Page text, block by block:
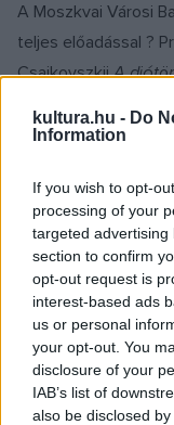
kultura.hu - Do
Information
If you wish to opt-
processing of your
targeted
section to confirm
opt-out request is
interest-based ads
us or personal
your opt-out. You
disclosure of your
IAB’s list of
also be disclosed
A Moszkvai Városi
teljes előadással ?
CsajkovszkijA
előadások eredeti
Sportaréna
A fővárosi
Főnix Csarnokban
A Moszkvai Városi
neves orosz